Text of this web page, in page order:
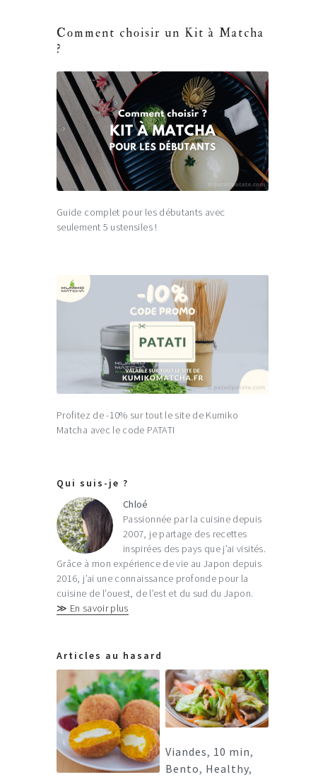
Comment choisir un Kit à Matcha
?
Guide complet pour les débutants avec
seulement 5 ustensiles !
Profitez de -10% sur tout le site de Kumiko
Matcha avec le code PATATI
Qui suis-je ?
Chloé
Passionnée par la cuisine depuis
2007, je partage des recettes
inspirées des pays que j’ai visités.
Grâce à mon expérience de vie au Japon depuis
2016, j’ai une connaissance profonde pour la
cuisine de l’ouest, de l’est et du sud du Japon.
≫ En savoir plus
Articles au hasard
Viandes, 10 min,
Bento, Healthy,